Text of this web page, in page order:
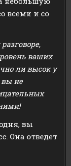
всеми и со
ваших
ли высок у
вы не
вы
Она отведет